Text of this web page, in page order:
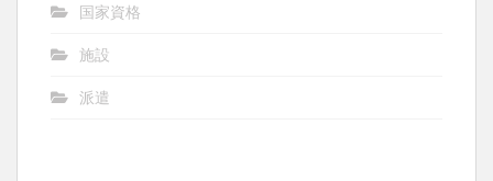
国家資格
施設
派遣